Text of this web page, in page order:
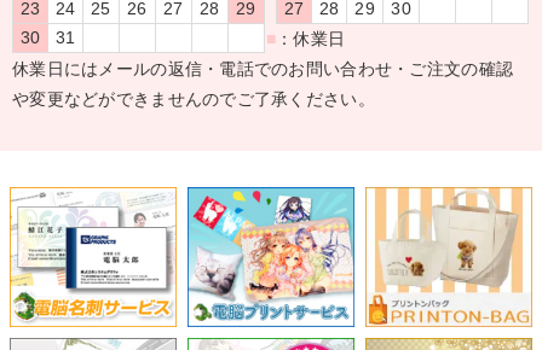
23
24 25 26 27 28
29
30
31
27
28 29
30
■ ：休業日
休業日にはメールの返信・電話でのお問い合わせ・ご注文の確認
や変更などができませんのでご了承ください。